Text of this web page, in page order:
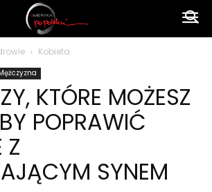
Kobieta
KTÓRE MOŻESZ
POPRAWIĆ
Z
SYNEM